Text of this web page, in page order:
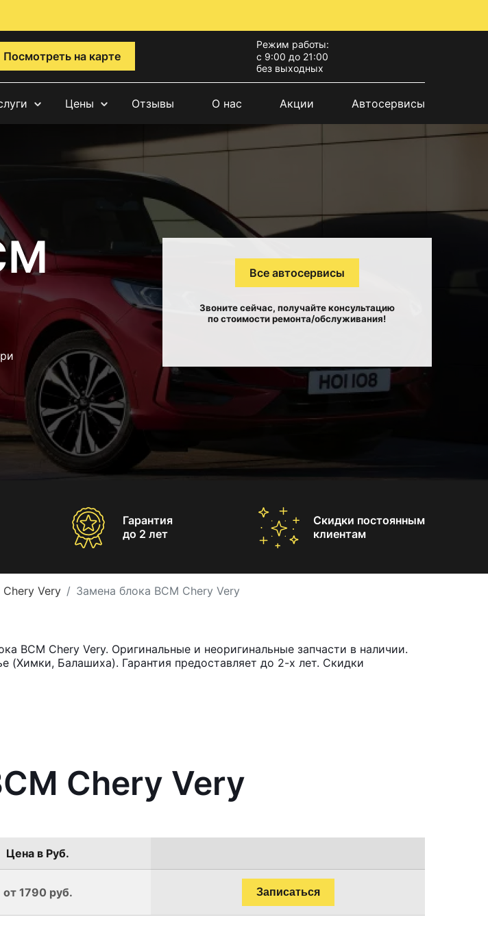
Посмотреть на карте
Режим работы:
с 9:00 до 21:00
без выходных
Цены Отзывы О нас Акции Автосервисы
Все автосервисы
Звоните сейчас, получайте консультацию
по стоимости ремонта/обслуживания!
Гарантия
до 2 лет
Скидки постоянным
клиентам
Very Замена блока BCM Chery Very
BCM Chery Very. Оригинальные и неоригинальные запчасти в наличии.
Балашиха). Гарантия предоставляет до 2-х лет. Скидки
Chery Very
Цена в Руб.
от 1790 руб. Записаться